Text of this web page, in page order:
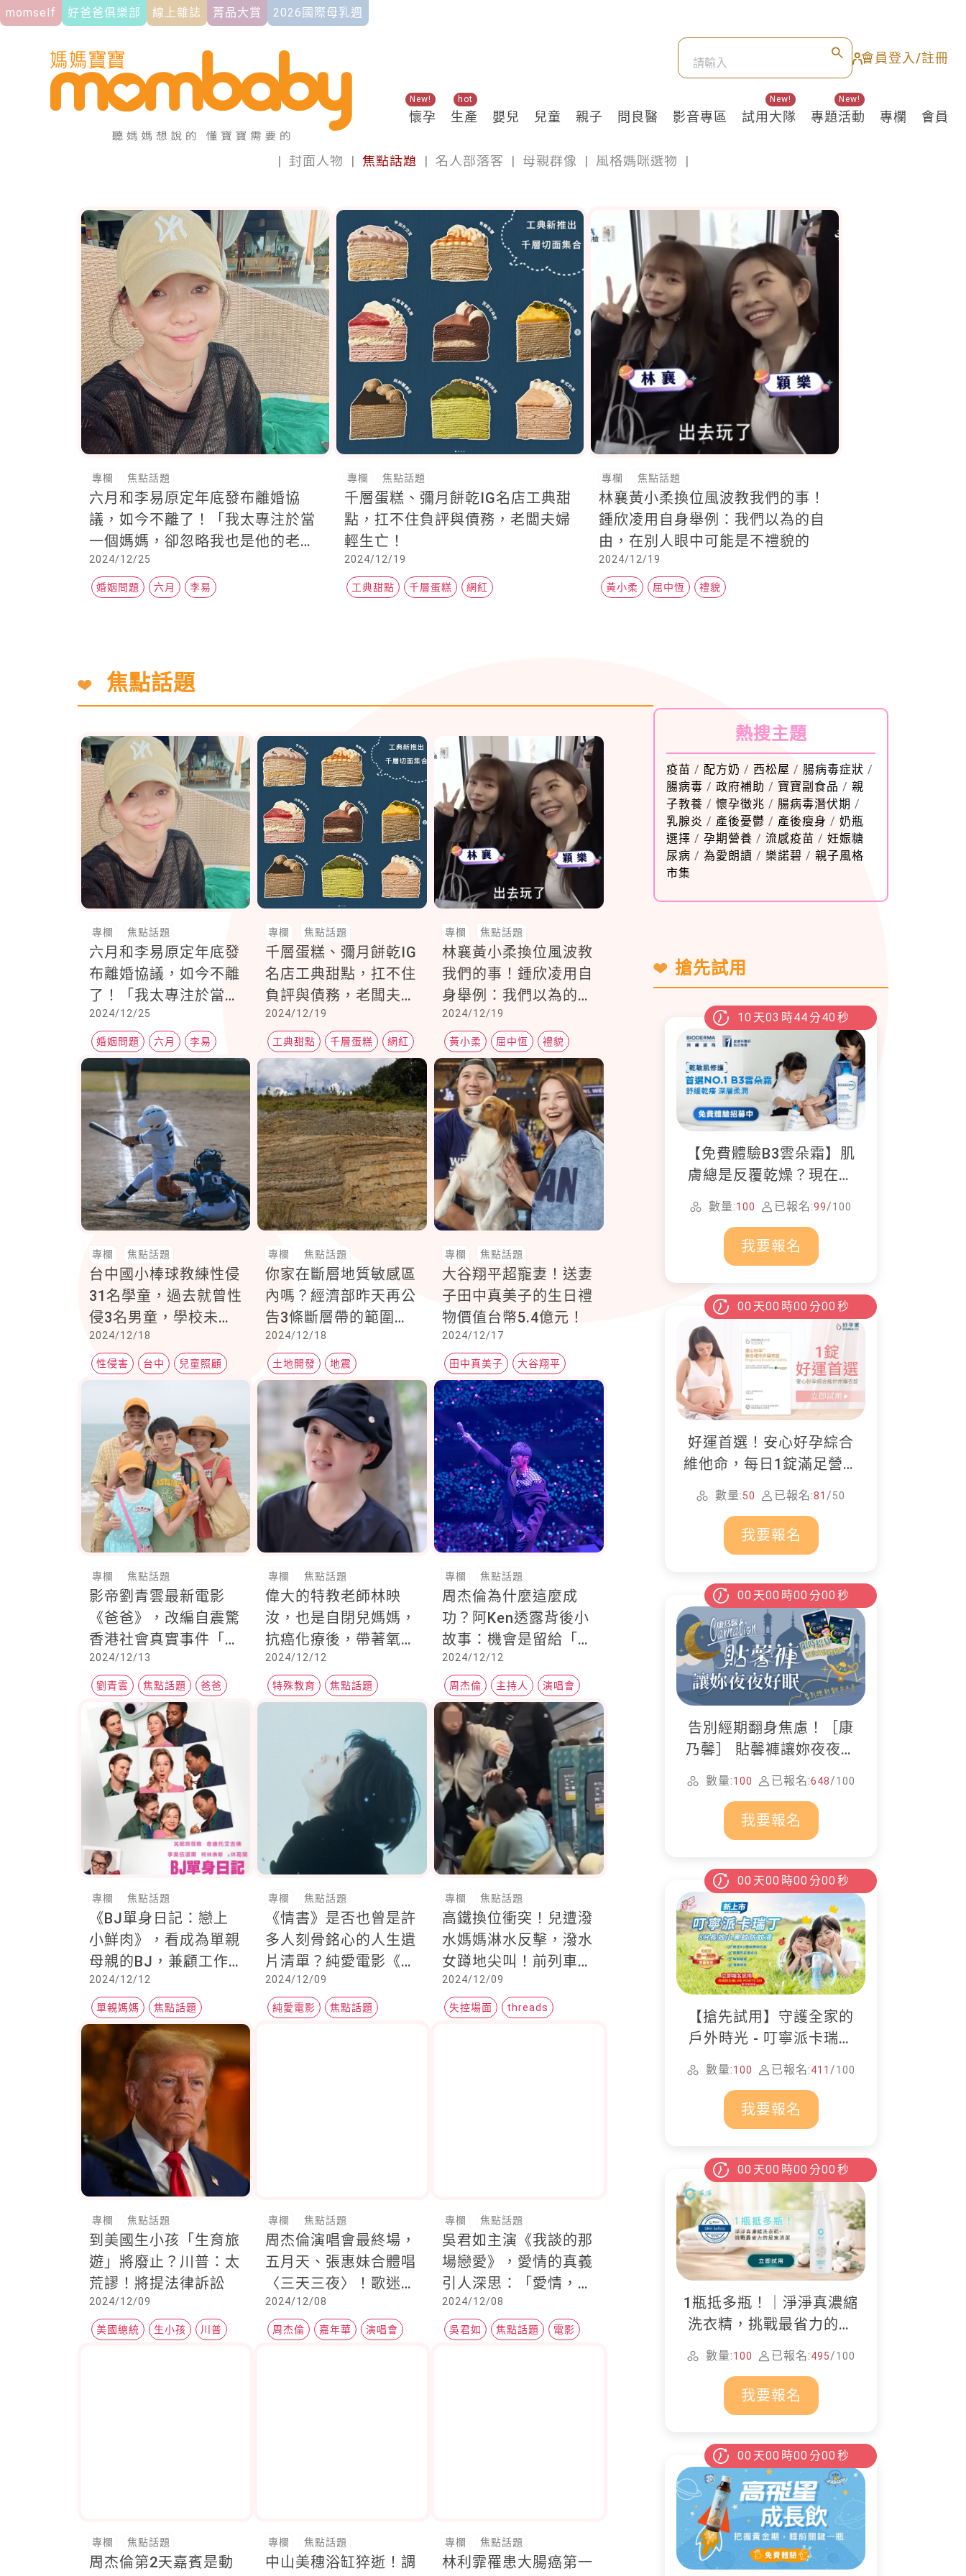
momself 好爸爸俱樂部 線上雜誌 菁品大賞 2026國際母乳週
會員登入/註冊
懷孕
New!
生產
hot
嬰兒 兒童 親子 問良醫 影音專區 試用大隊
New!
專題活動
New!
專欄 會員
專欄
| 封面人物 | 焦點話題 | 名人部落客 | 母親群像 | 風格媽咪選物 |
專欄 焦點話題
六月和李易原定年底發布離婚協
議，如今不離了！「我太專注於當
一個媽媽，卻忽略我也是他的老
婆。」經歷風波兩人練習表達愛
2024/12/25
婚姻問題 六月 李易
專欄 焦點話題
千層蛋糕、彌月餅乾IG名店工典甜
點，扛不住負評與債務，老闆夫婦
輕生亡！
2024/12/19
工典甜點 千層蛋糕 網紅
專欄 焦點話題
林襄黃小柔換位風波教我們的事！
鍾欣凌用自身舉例：我們以為的自
由，在別人眼中可能是不禮貌的
2024/12/19
黃小柔 屈中恆 禮貌
焦點話題
專欄 焦點話題
六月和李易原定年底發
布離婚協議，如今不離
了！「我太專注於當一
個媽媽，卻忽略我也是
他的老婆。」經歷風波
兩人練習表達愛
2024/12/25
婚姻問題 六月 李易
專欄 焦點話題
千層蛋糕、彌月餅乾IG
名店工典甜點，扛不住
負評與債務，老闆夫婦
輕生亡！
2024/12/19
工典甜點 千層蛋糕 網紅
專欄 焦點話題
林襄黃小柔換位風波教
我們的事！鍾欣凌用自
身舉例：我們以為的自
由，在別人眼中可能是
不禮貌的
2024/12/19
黃小柔 屈中恆 禮貌
專欄 焦點話題
台中國小棒球教練性侵
31名學童，過去就曾性
侵3名男童，學校未依
規查詢不適任人員通報
及查詢系統
2024/12/18
性侵害 台中 兒童照顧
專欄 焦點話題
你家在斷層地質敏感區
內嗎？經濟部昨天再公
告3條斷層帶的範圍，
快去線上查
2024/12/18
土地開發 地震
斷層地質敏感區
專欄 焦點話題
大谷翔平超寵妻！送妻
子田中真美子的生日禮
物價值台幣5.4億元！
2024/12/17
田中真美子 大谷翔平
大谷翔平老婆
專欄 焦點話題
影帝劉青雲最新電影
《爸爸》，改編自震驚
香港社會真實事件「荃
灣享和街弒母殺妹
案」，看一位爸爸以近
乎絕望的溫柔，面對奪
走妻女生命的兒子
2024/12/13
劉青雲 焦點話題 爸爸
專欄 焦點話題
偉大的特教老師林映
汝，也是自閉兒媽媽，
抗癌化療後，帶著氧氣
瓶堅持教到學生畢業，
日前不幸離世....
2024/12/12
特殊教育 焦點話題
專欄 焦點話題
周杰倫為什麼這麼成
功？阿Ken透露背後小
故事：機會是留給「說
做就做」的人！
2024/12/12
周杰倫 主持人 演唱會
專欄 焦點話題
《BJ單身日記：戀上
小鮮肉》，看成為單親
母親的BJ，兼顧工作
育兒，還要和小鮮肉談
戀愛
2024/12/12
單親媽媽 焦點話題
親子教養
專欄 焦點話題
《情書》是否也曾是許
多人刻骨銘心的人生遺
片清單？純愛電影《情
書》紅遍亞洲20年！知
名女星中山美穗12月6
2024/12/09
純愛電影 焦點話題
專欄 焦點話題
高鐵換位衝突！兒遭潑
水媽媽淋水反擊，潑水
女蹲地尖叫！前列車長
媽媽分享做法
2024/12/09
失控場面 threads
專欄 焦點話題
到美國生小孩「生育旅
遊」將廢止？川普：太
荒謬！將提法律訴訟
2024/12/09
美國總統 生小孩 川普
專欄 焦點話題
周杰倫演唱會最終場，
五月天、張惠妹合體唱
〈三天三夜〉！歌迷不
敢相信：「這含金量太
高了吧！」
2024/12/08
周杰倫 嘉年華 演唱會
專欄 焦點話題
吳君如主演《我談的那
場戀愛》，愛情的真義
引人深思：「愛情，只
要妳相信就是真的。」
2024/12/08
吳君如 焦點話題 電影
專欄 焦點話題
周杰倫第2天嘉賓是動
專欄 焦點話題
中山美穗浴缸猝逝！調
專欄 焦點話題
林利霏罹患大腸癌第一
熱搜主題
疫苗 / 配方奶 / 西松屋 / 腸病毒症狀 /
腸病毒 / 政府補助 / 寶寶副食品 / 親
子教養 / 懷孕徵兆 / 腸病毒潛伏期 /
乳腺炎 / 產後憂鬱 / 產後瘦身 / 奶瓶
選擇 / 孕期營養 / 流感疫苗 / 妊娠糖
尿病 / 為愛朗讀 / 樂諾碧 / 親子風格
市集
搶先試用
10 天03 時44分39 秒
【免費體驗B3雲朵霜】肌
膚總是反覆乾燥？現在就
加入貝膚黛瑪修護體驗計
畫！
數量:100 已報名:99/100
我要報名
00 天00 時00 分00 秒
好運首選！安心好孕綜合
維他命，每日1錠滿足營養
所需
數量:50 已報名:81 /50
我要報名
00 天00 時00 分00 秒
告別經期翻身焦慮！［康
乃馨］ 貼馨褲讓妳夜夜好
數量:100 已報名:648/100
我要報名
00 天00 時00 分00 秒
【搶先試用】守護全家的
戶外時光 - 叮寧派卡瑞丁
防蚊液
數量:100 已報名:411 /100
我要報名
00 天00 時00 分00 秒
1瓶抵多瓶！｜淨淨真濃縮
洗衣精，挑戰最省力的居
家清潔
數量:100 已報名:495/100
我要報名
00 天00 時00 分00 秒